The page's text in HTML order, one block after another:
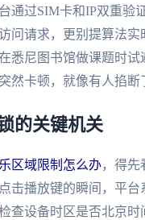
通过SIM卡和IP双重验
问请求，更别提算法实
悉尼图书馆做课题时试
然卡顿，就像有人掐断
的关键机关
区域限制怎么办，得先
击播放键的瞬间，平台
查设备时区是否北京时